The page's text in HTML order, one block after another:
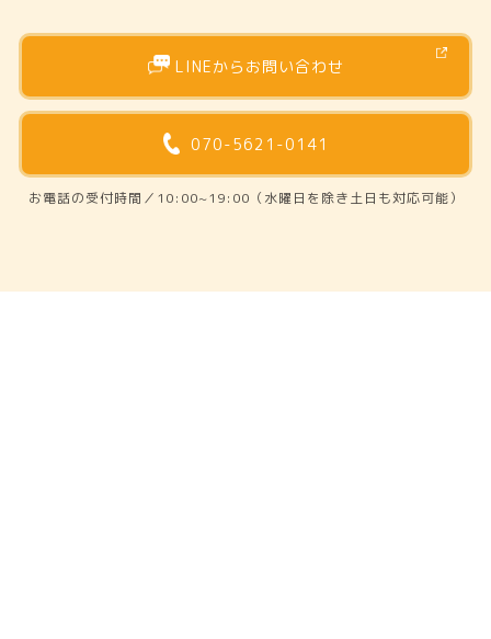
LINEからお問い合わせ
070-5621-0141
お電話の受付時間／10:00~19:00（水曜日を除き土日も対応可能）